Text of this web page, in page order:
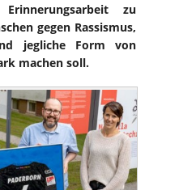
zu
gegen Rassismus,
jegliche Form von
machen soll.